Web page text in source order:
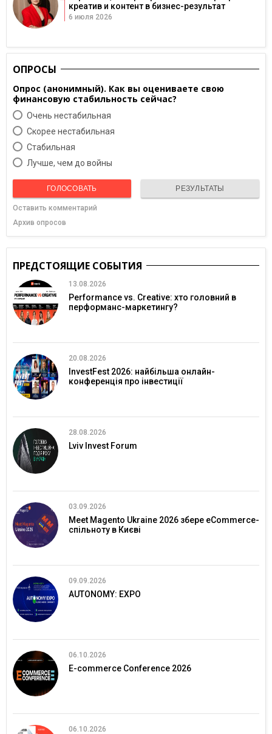
креатив и контент в бизнес-результат
6 июля 2026
ОПРОСЫ
Опрос (анонимный). Как вы оцениваете свою
финансовую стабильность сейчас?
Очень нестабильная
Скорее нестабильная
Cтабильная
Лучше, чем до войны
ГОЛОСОВАТЬ РЕЗУЛЬТАТЫ
Оставить комментарий
Архив опросов
ПРЕДСТОЯЩИЕ СОБЫТИЯ
13.08.2026
Performance vs. Creative: хто головний в
перформанс-маркетингу?
20.08.2026
InvestFest 2026: найбільша онлайн-
конференція про інвестиції
28.08.2026
Lviv Invest Forum
03.09.2026
Meet Magento Ukraine 2026 збере eCommerce-
спільноту в Києві
09.09.2026
AUTONOMY: EXPO
06.10.2026
E-commerce Conference 2026
06.10.2026